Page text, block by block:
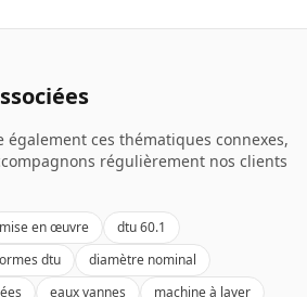
également ces thématiques connexes,
régulièrement nos clients
mise en œuvre
dtu 60.1
dtu
diamètre nominal
eaux vannes
machine à laver